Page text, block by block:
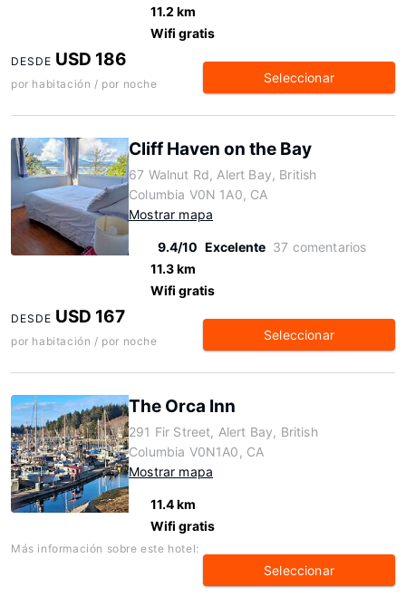
11.2 km
Wifi gratis
DESDE USD 186
por habitación / por noche Seleccionar
Cliff Haven on the Bay
67 Walnut Rd, Alert Bay, British
Columbia V0N 1A0, CA
Mostrar mapa
9.4/10 Excelente 37 comentarios
11.3 km
Wifi gratis
DESDE USD 167
por habitación / por noche Seleccionar
The Orca Inn
291 Fir Street, Alert Bay, British
Columbia V0N1A0, CA
Mostrar mapa
11.4 km
Wifi gratis
Más información sobre este hotel:
Seleccionar